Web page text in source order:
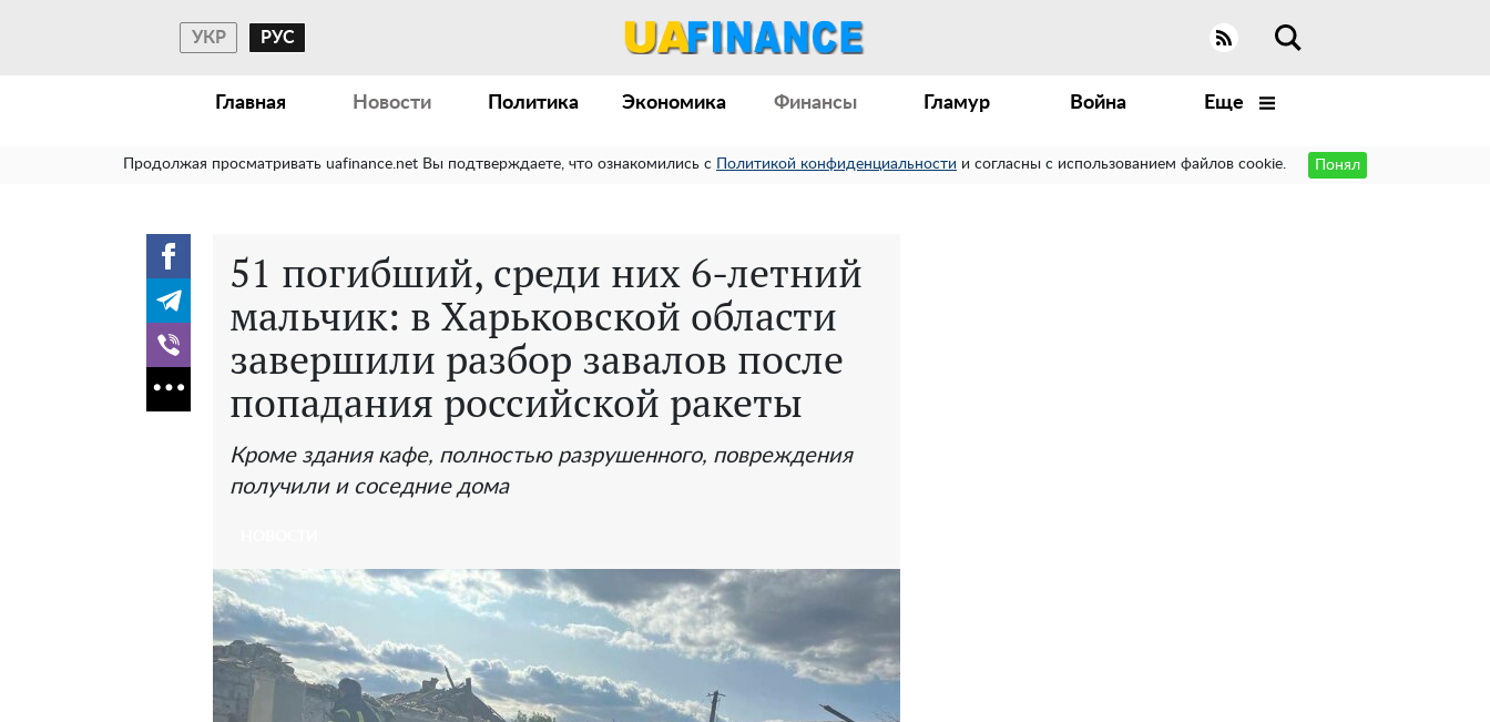
УКР РУС
Главная Новости Политика Экономика Финансы Гламур Война Еще
Продолжая просматривать uafinance.net Вы подтверждаете, что ознакомились с Политикой конфиденциальности и согласны с использованием файлов cookie. Понял
51 погибший, среди них 6-летний
мальчик: в Харьковской области
завершили разбор завалов после
попадания российской ракеты
Кроме здания кафе, полностью разрушенного, повреждения
получили и соседние дома